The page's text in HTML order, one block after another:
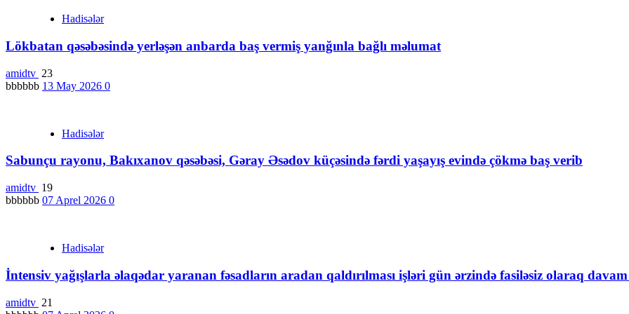
Hadisələr
Lökbatan qəsəbəsində yerləşən anbarda baş vermiş yanğınla bağlı məlumat
amidtv 23
bbbbbb 13 May 2026 0
Hadisələr
Sabunçu rayonu, Bakıxanov qəsəbəsi, Gəray Əsədov küçəsində fərdi yaşayış evində çökmə baş verib
amidtv 19
bbbbbb 07 Aprel 2026 0
Hadisələr
İntensiv yağışlarla əlaqədar yaranan fəsadların aradan qaldırılması işləri gün ərzində fasiləsiz olaraq
amidtv 21